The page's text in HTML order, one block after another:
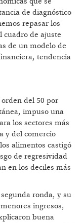
de diagnóstico
repasar los
cuadro de ajuste
de un modelo de
tendencia
del 50 por
impuso una
los sectores más
y del comercio
alimentos castigó
de regresividad
en los deciles más
ronda, y su
ingresos,
buena